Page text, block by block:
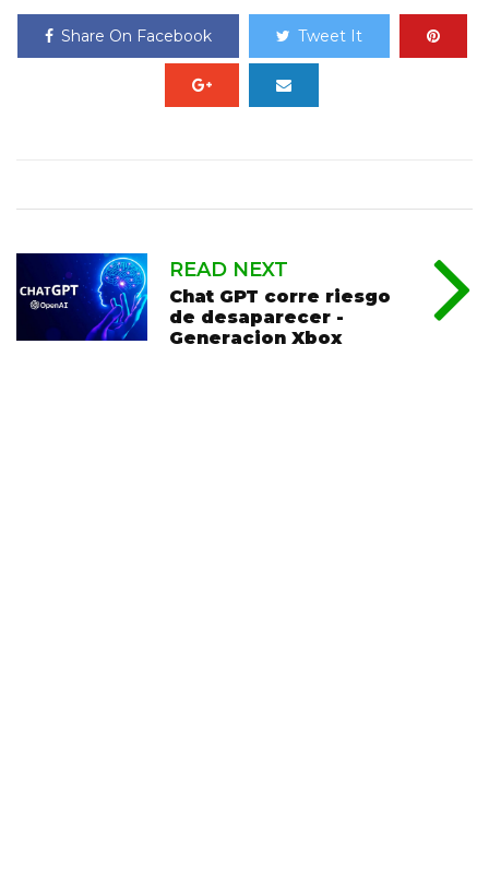
Share On Facebook Tweet It
READ NEXT
Chat GPT corre riesgo
de desaparecer -
Generacion Xbox